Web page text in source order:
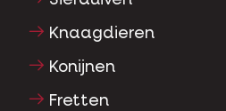
Knaagdieren
Konijnen
Fretten